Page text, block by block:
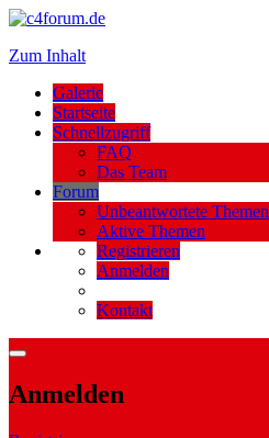
Zum Inhalt
Galerie
Startseite
Schnellzugriff
FAQ
Das Team
Forum
Unbeantwortete Themen
Aktive Themen
Registrieren
Anmelden
Kontakt
Anmelden